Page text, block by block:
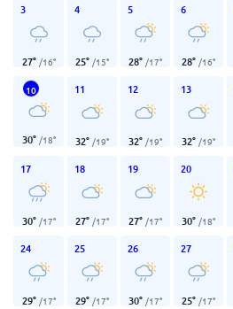
3
27° /16°
4
25° /15°
5
28° /17°
6
28° /16°
10
30° /18°
11
32° /19°
12
32° /19°
13
32° /19°
17
30° /17°
18
27° /17°
19
27° /17°
20
30° /18°
24
29° /17°
25
29° /17°
26
30° /17°
27
25° /17°